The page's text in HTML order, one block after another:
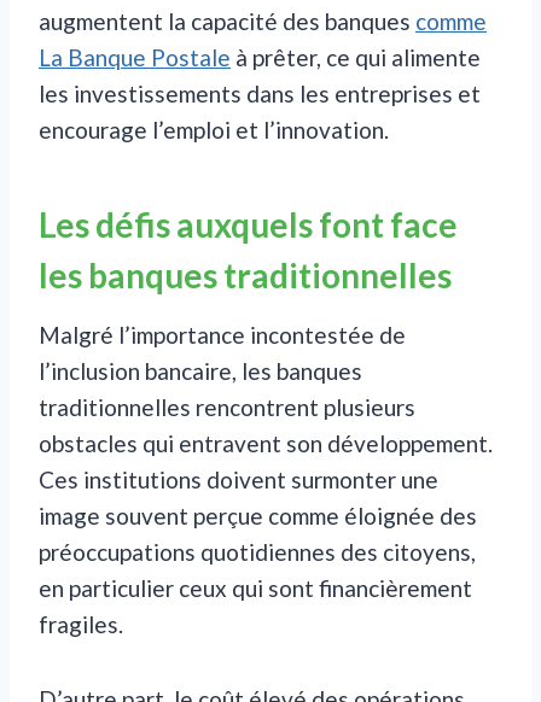
augmentent la capacité des banques comme
La Banque Postale à prêter, ce qui alimente
les investissements dans les entreprises et
encourage l’emploi et l’innovation.
Les défis auxquels font face
les banques traditionnelles
Malgré l’importance incontestée de
l’inclusion bancaire, les banques
traditionnelles rencontrent plusieurs
obstacles qui entravent son développement.
Ces institutions doivent surmonter une
image souvent perçue comme éloignée des
préoccupations quotidiennes des citoyens,
en particulier ceux qui sont financièrement
fragiles.